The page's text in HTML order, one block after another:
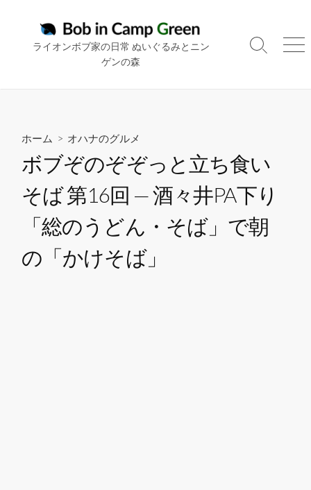
ライオンボブ家の日常 ぬいぐるみとニン
ゲンの森
検
メ
ホーム > オハナのグルメ
ボブぞのぞぞっと立ち食い
そば 第16回 — 酒々井PA下り
「総のうどん・そば」で朝
の「かけそば」